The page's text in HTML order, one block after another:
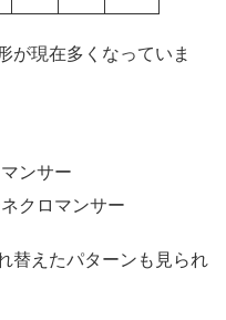
が現在多くなっていま
ンサー
クロマンサー
替えたパターンも見られ